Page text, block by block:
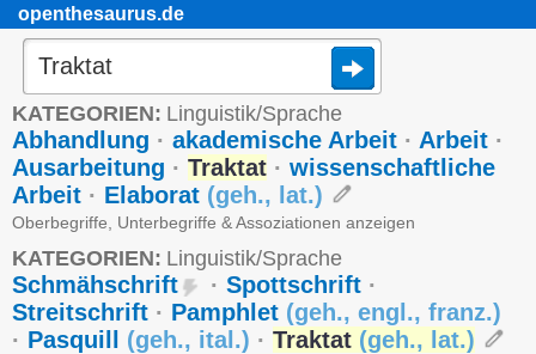
openthesaurus.de
KATEGORIEN: Linguistik/Sprache
Abhandlung · akademische Arbeit · Arbeit ·
Ausarbeitung · Traktat · wissenschaftliche
Arbeit · Elaborat (geh., lat.)
Oberbegriffe, Unterbegriffe & Assoziationen anzeigen
KATEGORIEN: Linguistik/Sprache
Schmähschrift · Spottschrift ·
Streitschrift · Pamphlet (geh., engl., franz.)
· Pasquill (geh., ital.) · Traktat (geh., lat.)